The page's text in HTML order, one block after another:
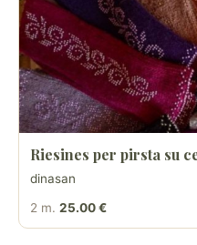
Riesines per pirsta su
dinasan
2 m. 25.00 €